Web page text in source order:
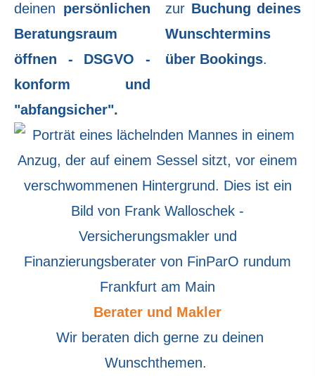
deinen persönlichen
Beratungsraum
öffnen - DSGVO -
konform und
"abfangsicher".
zur Buchung deines
Wunschtermins
über Bookings.
Berater und Makler
Wir beraten dich gerne zu deinen
Wunschthemen.